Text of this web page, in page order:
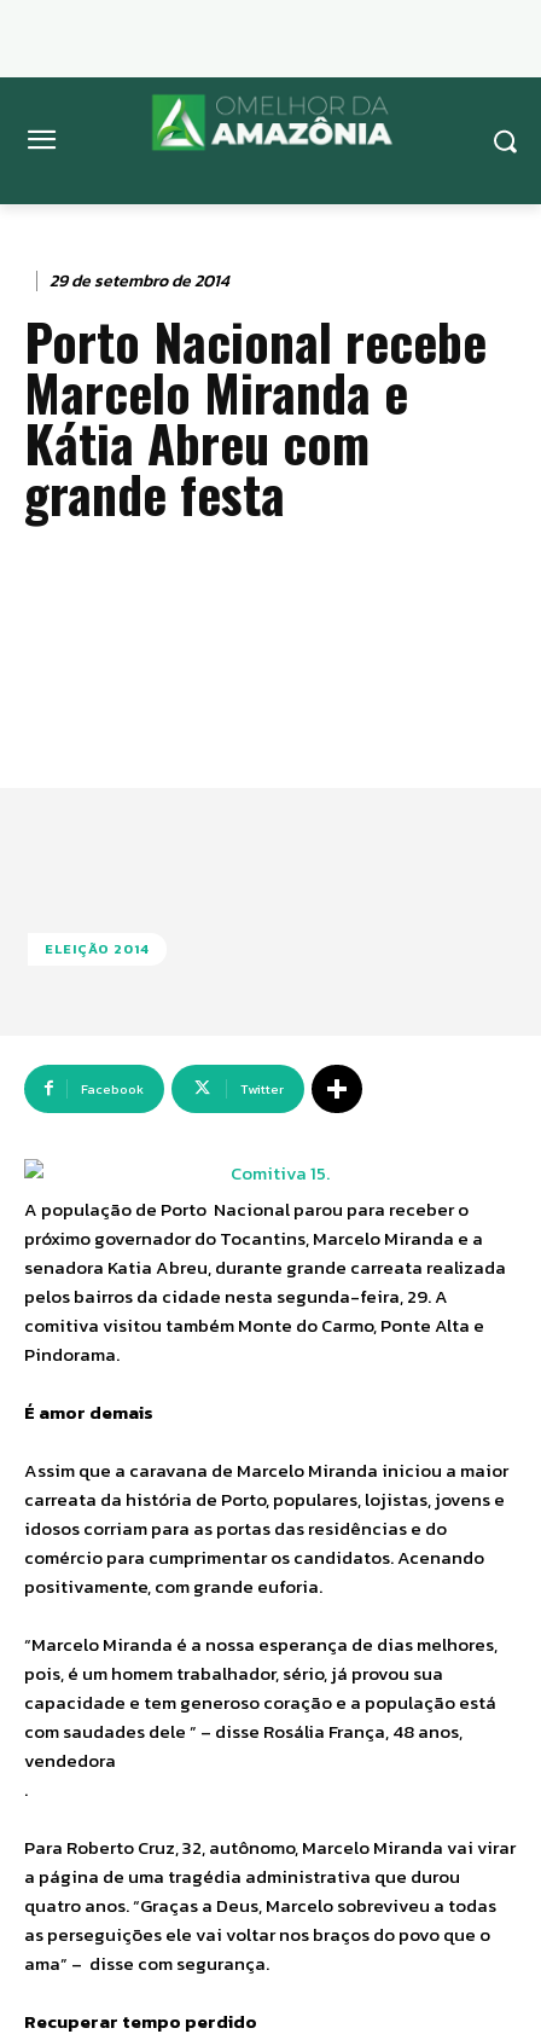
29 de setembro de 2014
Porto Nacional recebe
Marcelo Miranda e
Kátia Abreu com
grande festa
ELEIÇÃO 2014
Facebook Twitter
A população de Porto Nacional parou para receber o
próximo governador do Tocantins, Marcelo Miranda e a
senadora Katia Abreu, durante grande carreata realizada
pelos bairros da cidade nesta segunda-feira, 29. A
comitiva visitou também Monte do Carmo, Ponte Alta e
Pindorama.
É amor demais
Assim que a caravana de Marcelo Miranda iniciou a maior
carreata da história de Porto, populares, lojistas, jovens e
idosos corriam para as portas das residências e do
comércio para cumprimentar os candidatos. Acenando
positivamente, com grande euforia.
“Marcelo Miranda é a nossa esperança de dias melhores,
pois, é um homem trabalhador, sério, já provou sua
capacidade e tem generoso coração e a população está
com saudades dele ” – disse Rosália França, 48 anos,
vendedora
​.
Para Roberto Cruz, 32, autônomo, Marcelo Miranda vai virar
a página de uma tragédia administrativa que durou
quatro anos. “Graças a Deus, Marcelo sobreviveu a todas
as perseguições ele vai voltar nos braços do povo que o
ama” – disse com segurança.
Recuperar tempo perdido